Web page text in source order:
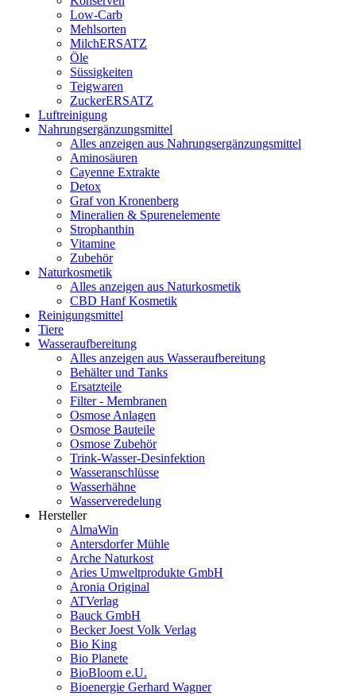
Low-Carb
Mehlsorten
MilchERSATZ
Öle
Süssigkeiten
Teigwaren
ZuckerERSATZ
Luftreinigung
Nahrungsergänzungsmittel
Alles anzeigen aus Nahrungsergänzungsmittel
Aminosäuren
Cayenne Extrakte
Detox
Graf von Kronenberg
Mineralien & Spurenelemente
Strophanthin
Vitamine
Zubehör
Naturkosmetik
Alles anzeigen aus Naturkosmetik
CBD Hanf Kosmetik
Reinigungsmittel
Tiere
Wasseraufbereitung
Alles anzeigen aus Wasseraufbereitung
Behälter und Tanks
Ersatzteile
Filter - Membranen
Osmose Anlagen
Osmose Bauteile
Osmose Zubehör
Trink-Wasser-Desinfektion
Wasseranschlüsse
Wasserhähne
Wasserveredelung
Hersteller
AlmaWin
Antersdorfer Mühle
Arche Naturkost
Aries Umweltprodukte GmbH
Aronia Original
ATVerlag
Bauck GmbH
Becker Joest Volk Verlag
Bio King
Bio Planete
BioBloom e.U.
Bioenergie Gerhard Wagner